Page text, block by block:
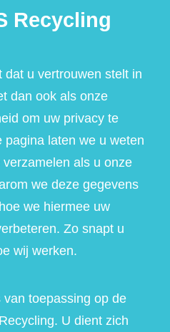
Recycling
dat u vertrouwen stelt in
dan ook als onze
om uw privacy te
pagina laten we u weten
als u onze
we deze gegevens
we hiermee uw
Zo snapt u
wij werken.
toepassing op de
U dient zich